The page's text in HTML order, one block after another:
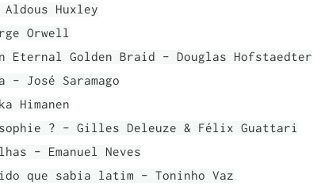
Aldous Huxley
Orwell
Eternal Golden Braid - Douglas Hofstaedter
- José Saramago
Himanen
? - Gilles Deleuze & Félix Guattari
- Emanuel Neves
que sabia latim - Toninho Vaz